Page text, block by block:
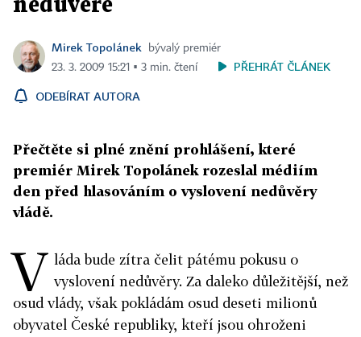
nedůvěře
Mirek Topolánek
bývalý premiér
23. 3. 2009 15:21 ▪ 3 min. čtení
PŘEHRÁT ČLÁNEK
ODEBÍRAT AUTORA
Přečtěte si plné znění prohlášení, které
premiér Mirek Topolánek rozeslal médiím
den před hlasováním o vyslovení nedůvěry
vládě.
V láda bude zítra čelit pátému pokusu o
vyslovení nedůvěry. Za daleko důležitější, než
osud vlády, však pokládám osud deseti milionů
obyvatel České republiky, kteří jsou ohroženi